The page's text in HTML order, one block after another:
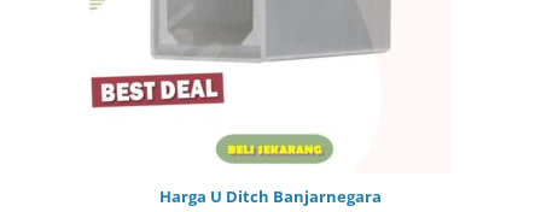
Harga U Ditch Banjarnegara